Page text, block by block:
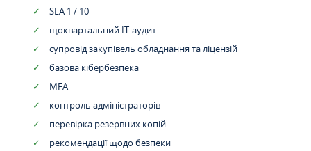
SLA 1 / 10
щоквартальний IT-аудит
супровід закупівель обладнання та ліцензій
базова кібербезпека
MFA
контроль адміністраторів
перевірка резервних копій
рекомендації щодо безпеки